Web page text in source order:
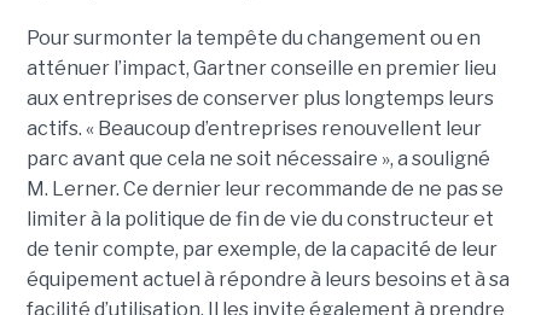
Pour surmonter la tempête du changement ou en
atténuer l’impact, Gartner conseille en premier lieu
aux entreprises de conserver plus longtemps leurs
actifs. « Beaucoup d’entreprises renouvellent leur
parc avant que cela ne soit nécessaire », a souligné
M. Lerner. Ce dernier leur recommande de ne pas se
limiter à la politique de fin de vie du constructeur et
de tenir compte, par exemple, de la capacité de leur
équipement actuel à répondre à leurs besoins et à sa
facilité d’utilisation. Il les invite également à prendre